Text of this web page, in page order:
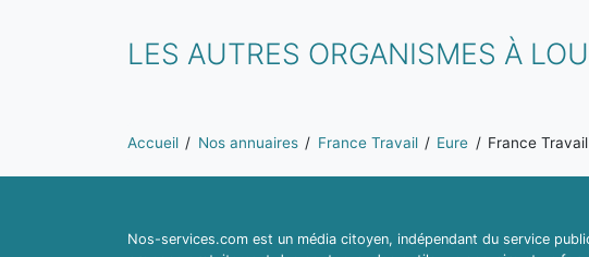
LES AUTRES ORGANISMES À
Vous êtes ici:
Accueil Nos annuaires France Travail Eure France
Nos-services.com est un média citoyen, indépendant du service